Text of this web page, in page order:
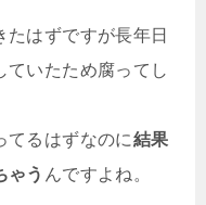
はずですが長年日
ていたため腐ってし
てるはずなのに結果
ゃう んですよね。